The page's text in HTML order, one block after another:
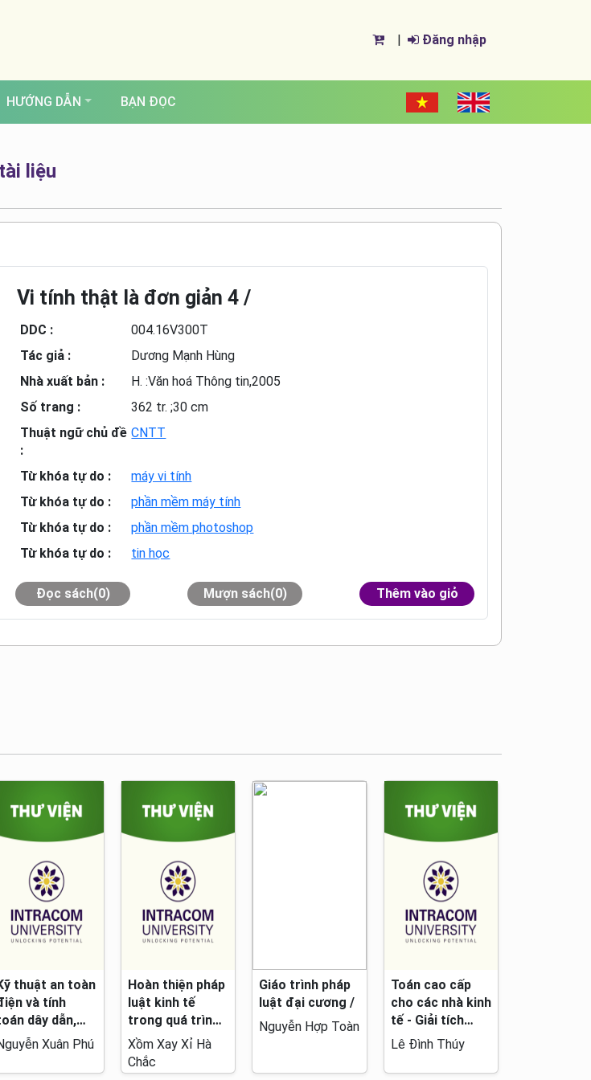
| Đăng nhập
HƯỚNG DẪN BẠN ĐỌC
liệu
Vi tính thật là đơn giản 4 /
DDC :
004.16V300T
Tác giả :
Dương Mạnh Hùng
Nhà xuất bản :
H. :Văn hoá Thông tin,2005
Số trang :
362 tr. ;30 cm
Thuật ngữ chủ đề
:
CNTT
Từ khóa tự do :
máy vi tính
Từ khóa tự do :
phần mềm máy tính
Từ khóa tự do :
phần mềm photoshop
Từ khóa tự do :
tin học
Đọc sách(0) Mượn sách(0) Thêm vào giỏ
thuật an toàn
và tính
dây dẫn,
khí cụ điện
bảo vệ và các
đề liên quan
Xuân Phú
Hoàn thiện pháp
luật kinh tế
trong quá trình
đổi mới quản lý
kinh tế của nước
cộng hoà dân
Xồm Xay Xỉ Hà
Chắc
Giáo trình pháp
luật đại cương /
Nguyễn Hợp Toàn
Toán cao cấp
cho các nhà kinh
tế - Giải tích
toán học.
Lê Đình Thúy